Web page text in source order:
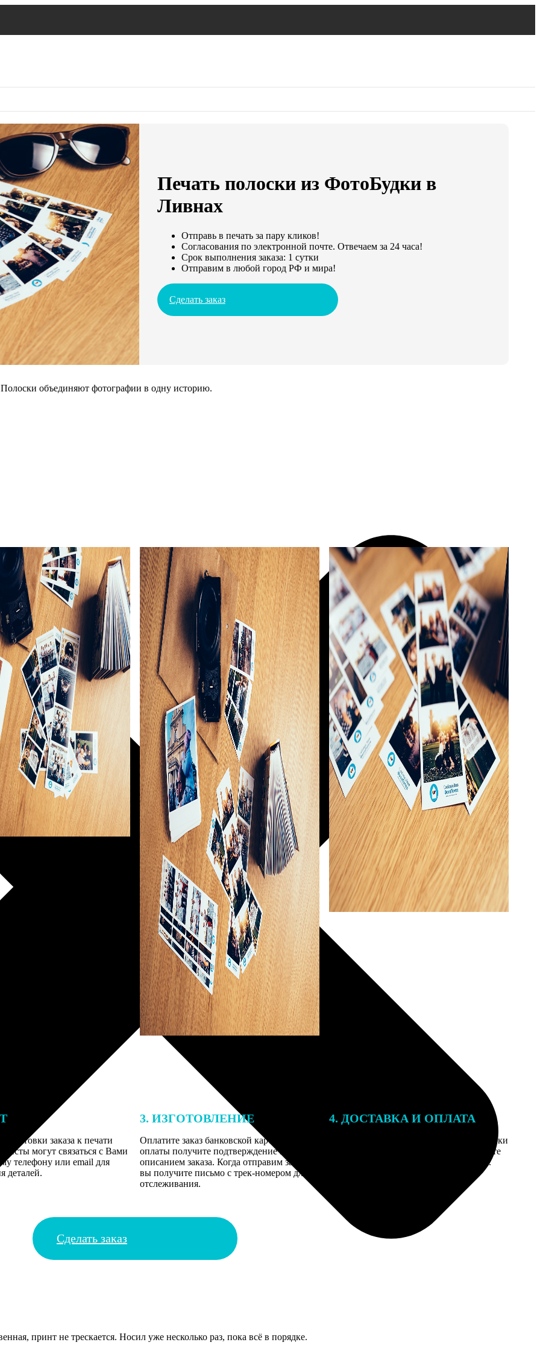
Печать полоски из ФотоБудки в
Ливнах
Отправь в печать за пару кликов!
Согласования по электронной почте. Отвечаем за 24 часа!
Срок выполнения заказа: 1 сутки
Отправим в любой город РФ и мира!
Сделать заказ
объединяют фотографии в одну историю.
заказа к печати
могут связаться с Вами
телефону или email для
деталей.
3. ИЗГОТОВЛЕНИЕ
Оплатите заказ банковской картой. После
оплаты получите подтверждение на email с
описанием заказа. Когда отправим заказ
вы получите письмо с трек-номером для
отслеживания.
4. ДОСТАВКА И ОПЛАТА
Введите адрес и выберите способ доставки
заказа. Если у вас есть промокод, введите
его в специальное поле для промокода.
Сделать заказ
принт не трескается. Носил уже несколько раз, пока всё в порядке.